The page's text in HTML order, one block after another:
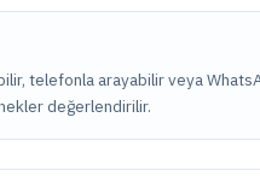
telefonla arayabilir veya
değerlendirilir.